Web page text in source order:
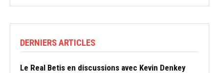
DERNIERS ARTICLES
Le Real Betis en discussions avec Kevin Denkey